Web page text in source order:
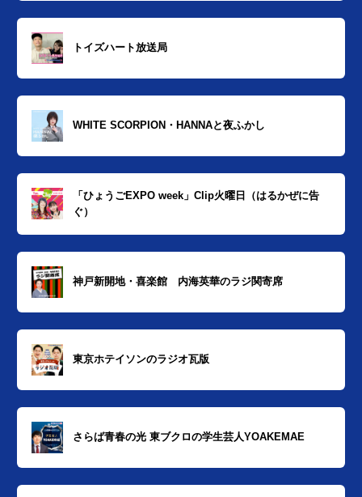
トイズハート放送局
WHITE SCORPION・HANNAと夜ふかし
「ひょうごEXPO week」Clip火曜日（はるかぜに告
ぐ）
神戸新開地・喜楽館 内海英華のラジ関寄席
東京ホテイソンのラジオ瓦版
さらば青春の光 東ブクロの学生芸人YOAKEMAE